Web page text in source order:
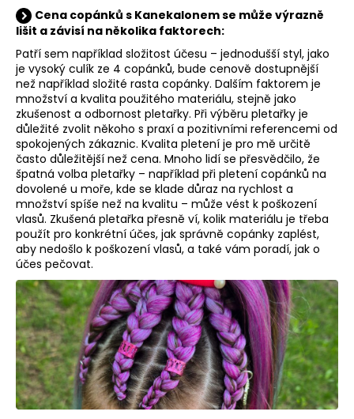
Cena copánků s Kanekalonem se může výrazně
lišit a závisí na několika faktorech:
Patří sem například složitost účesu – jednodušší styl, jako
je vysoký culík ze 4 copánků, bude cenově dostupnější
než například složité rasta copánky. Dalším faktorem je
množství a kvalita použitého materiálu, stejně jako
zkušenost a odbornost pletařky. Při výběru pletařky je
důležité zvolit někoho s praxí a pozitivními referencemi od
spokojených zákaznic. Kvalita pletení je pro mě určitě
často důležitější než cena. Mnoho lidí se přesvědčilo, že
špatná volba pletařky – například při pletení copánků na
dovolené u moře, kde se klade důraz na rychlost a
množství spíše než na kvalitu – může vést k poškození
vlasů. Zkušená pletařka přesně ví, kolik materiálu je třeba
použít pro konkrétní účes, jak správně copánky zaplést,
aby nedošlo k poškození vlasů, a také vám poradí, jak o
účes pečovat.
e
n
a
j
í
t
?
HLEDAT
D
o
p
o
r
u
č
u